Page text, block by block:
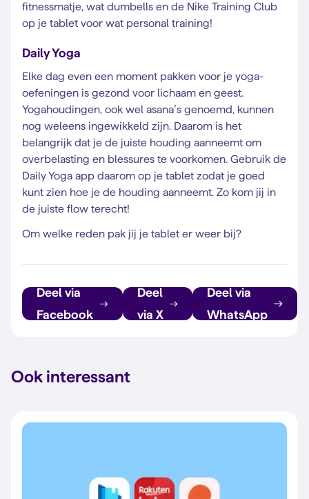
fitnessmatje, wat dumbells en de Nike Training Club
op je tablet voor wat personal training!
Daily Yoga
Elke dag even een moment pakken voor je yoga-
oefeningen is gezond voor lichaam en geest.
Yogahoudingen, ook wel asana’s genoemd, kunnen
nog weleens ingewikkeld zijn. Daarom is het
belangrijk dat je de juiste houding aanneemt om
overbelasting en blessures te voorkomen. Gebruik de
Daily Yoga app daarom op je tablet zodat je goed
kunt zien hoe je de houding aanneemt. Zo kom jij in
de juiste flow terecht!
Om welke reden pak jij je tablet er weer bij?
Deel via
Facebook
Deel
via X
Deel via
WhatsApp
Ook interessant